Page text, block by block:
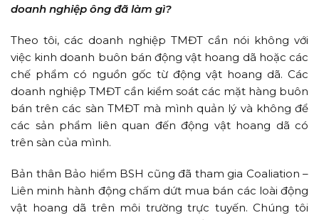
doanh nghiệp ông đã làm gì?
Theo tôi, các doanh nghiệp TMĐT cần nói không với
việc kinh doanh buôn bán động vật hoang dã hoặc các
chế phẩm có nguồn gốc từ động vật hoang dã. Các
doanh nghiệp TMĐT cần kiểm soát các mặt hàng buôn
bán trên các sàn TMĐT mà mình quản lý và không để
các sản phẩm liên quan đến động vật hoang dã có
trên sàn của mình.
Bản thân Bảo hiểm BSH cũng đã tham gia Coaliation –
Liên minh hành động chấm dứt mua bán các loài động
vật hoang dã trên môi trường trực tuyến. Chúng tôi